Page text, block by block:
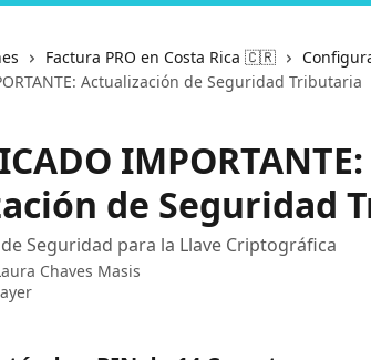
Factura PRO en Costa Rica 🇨🇷
Actualización de Seguridad Tributaria
IMPORTANTE:
de Seguridad
Seguridad para la Llave Criptográfica
Chaves Masis